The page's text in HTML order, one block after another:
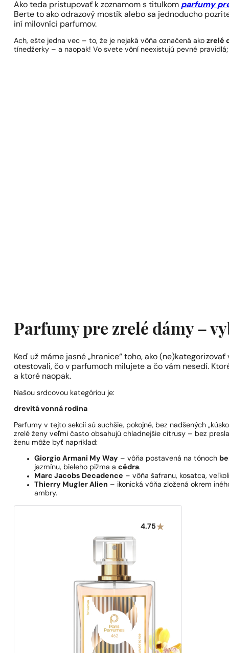
Ako teda pristupovať k zoznamom s titulkom parfumy
Berte to ako odrazový mostík alebo sa jednoducho
iní milovníci parfumov.
Ach, ešte jedna vec – to, že je nejaká vôňa označená akozrelé
tínedžerky – a naopak! Vo svete vôní neexistujú pevné
Parfumy pre zrelé dámy –
Keď už máme jasné „hranice“ toho, ako
otestovali, čo v parfumoch milujete a čo vám nesedí.
a ktoré naopak.
Našou srdcovou kategóriou je:
drevitá vonná rodina
Parfumy v tejto sekcii sú suchšie, pokojné, bez nadšených
zrelé ženy veľmi často obsahujú chladnejšie citrusy – bez
ženu môže byť napríklad:
Giorgio Armani My Way – vôňa postavená na tónoch
jazmínu, bieleho pižma acédra.
Marc Jacobs Decadence – vôňa šafranu, kosatca,
Thierry Mugler Alien – ikonická vôňa zložená okrem
ambry.
4.75